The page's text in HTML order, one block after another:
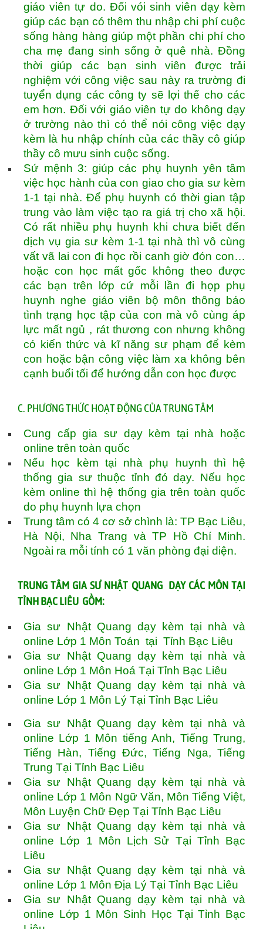
giáo viên tự do. Đối vói sinh viên dạy kèm
giúp các bạn có thêm thu nhập chi phí cuộc
sống hàng hàng giúp một phần chi phí cho
cha mẹ đang sinh sống ở quê nhà. Đồng
thời giúp các bạn sinh viên được trải
nghiệm với công việc sau này ra trường đi
tuyển dụng các công ty sẽ lợi thế cho các
em hơn. Đối với giáo viên tự do không dạy
ở trường nào thì có thể nói công việc dạy
kèm là hu nhập chính của các thầy cô giúp
thầy cô mưu sinh cuộc sống.
Sứ mệnh 3: giúp các phụ huynh yên tâm
việc học hành của con giao cho gia sư kèm
1-1 tại nhà. Để phụ huynh có thời gian tập
trung vào làm việc tạo ra giá trị cho xã hội.
Có rất nhiều phụ huynh khi chưa biết đến
dịch vụ gia sư kèm 1-1 tại nhà thì vô cùng
vất vã lai con đi học rồi canh giờ đón con…
hoặc con học mất gốc không theo được
các bạn trên lớp cứ mỗi lần đi họp phụ
huynh nghe giáo viên bộ môn thông báo
tình trạng học tập của con mà vô cùng áp
lực mất ngủ , rát thương con nhưng không
có kiến thức và kĩ năng sư phạm để kèm
con hoặc bận công việc làm xa không bên
cạnh buổi tối để hướng dẫn con học được
C. PHƯƠNG THỨC HOẠT ĐỘNG CỦA TRUNG TÂM
Cung cấp gia sư dạy kèm tại nhà hoặc
online trên toàn quốc
Nếu học kèm tại nhà phụ huynh thì hệ
thống gia sư thuộc tỉnh đó dạy. Nếu học
kèm online thì hệ thống gia trên toàn quốc
do phụ huynh lựa chọn
Trung tâm có 4 cơ sở chình là: TP Bạc Liêu,
Hà Nội, Nha Trang và TP Hồ Chí Minh.
Ngoài ra mỗi tính có 1 văn phòng đại diện.
TRUNG TÂM GIA SƯ NHẬT QUANG DẠY CÁC MÔN TẠI
TỈNH BẠC LIÊU GỒM:
Gia sư Nhật Quang dạy kèm tại nhà và
online Lớp 1 Môn Toán tại Tỉnh Bạc Liêu
Gia sư Nhật Quang dạy kèm tại nhà và
online Lớp 1 Môn Hoá Tại Tỉnh Bạc Liêu
Gia sư Nhật Quang dạy kèm tại nhà và
online Lớp 1 Môn Lý Tại Tỉnh Bạc Liêu
Gia sư Nhật Quang dạy kèm tại nhà và
online Lớp 1 Môn tiếng Anh, Tiếng Trung,
Tiếng Hàn, Tiếng Đức, Tiếng Nga, Tiếng
Trung Tại Tỉnh Bạc Liêu
Gia sư Nhật Quang dạy kèm tại nhà và
online Lớp 1 Môn Ngữ Văn, Môn Tiếng Việt,
Môn Luyện Chữ Đẹp Tại Tỉnh Bạc Liêu
Gia sư Nhật Quang dạy kèm tại nhà và
online Lớp 1 Môn Lịch Sử Tại Tỉnh Bạc
Liêu
Gia sư Nhật Quang dạy kèm tại nhà và
online Lớp 1 Môn Địa Lý Tại Tỉnh Bạc Liêu
Gia sư Nhật Quang dạy kèm tại nhà và
online Lớp 1 Môn Sinh Học Tại Tỉnh Bạc